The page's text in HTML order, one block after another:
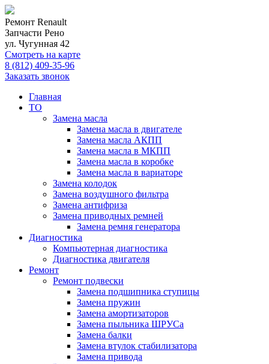
Ремонт Renault
Запчасти Рено
ул. Чугунная 42
Смотреть на карте
8 (812) 409-35-96
Заказать звонок
Главная
ТО
Замена масла
Замена масла в двигателе
Замена масла АКПП
Замена масла в МКПП
Замена масла в коробке
Замена масла в вариаторе
Замена колодок
Замена воздушного фильтра
Замена антифриза
Замена приводных ремней
Замена ремня генератора
Диагностика
Компьютерная диагностика
Диагностика двигателя
Ремонт
Ремонт подвески
Замена подшипника ступицы
Замена пружин
Замена амортизаторов
Замена пыльника ШРУСа
Замена балки
Замена втулок стабилизатора
Замена привода